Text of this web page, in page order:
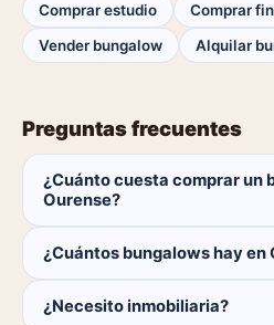
Comprar estudio
Comprar
Vender bungalow
Alquilar
Preguntas frecuentes
¿Cuánto cuesta comprar un
Ourense?
¿Cuántos bungalows hay en
El catálogo se actualiza a diario.
¿Necesito inmobiliaria?